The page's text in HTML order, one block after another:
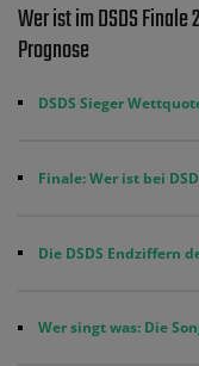
Wer ist im DSDS
Prognose
DSDS Sieger
Finale: Wer ist bei
Die DSDS Endziffern
Wer singt was: Die